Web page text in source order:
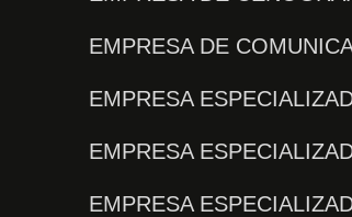
EMPRESA DE
EMPRESA
EMPRESA
EMPRESA